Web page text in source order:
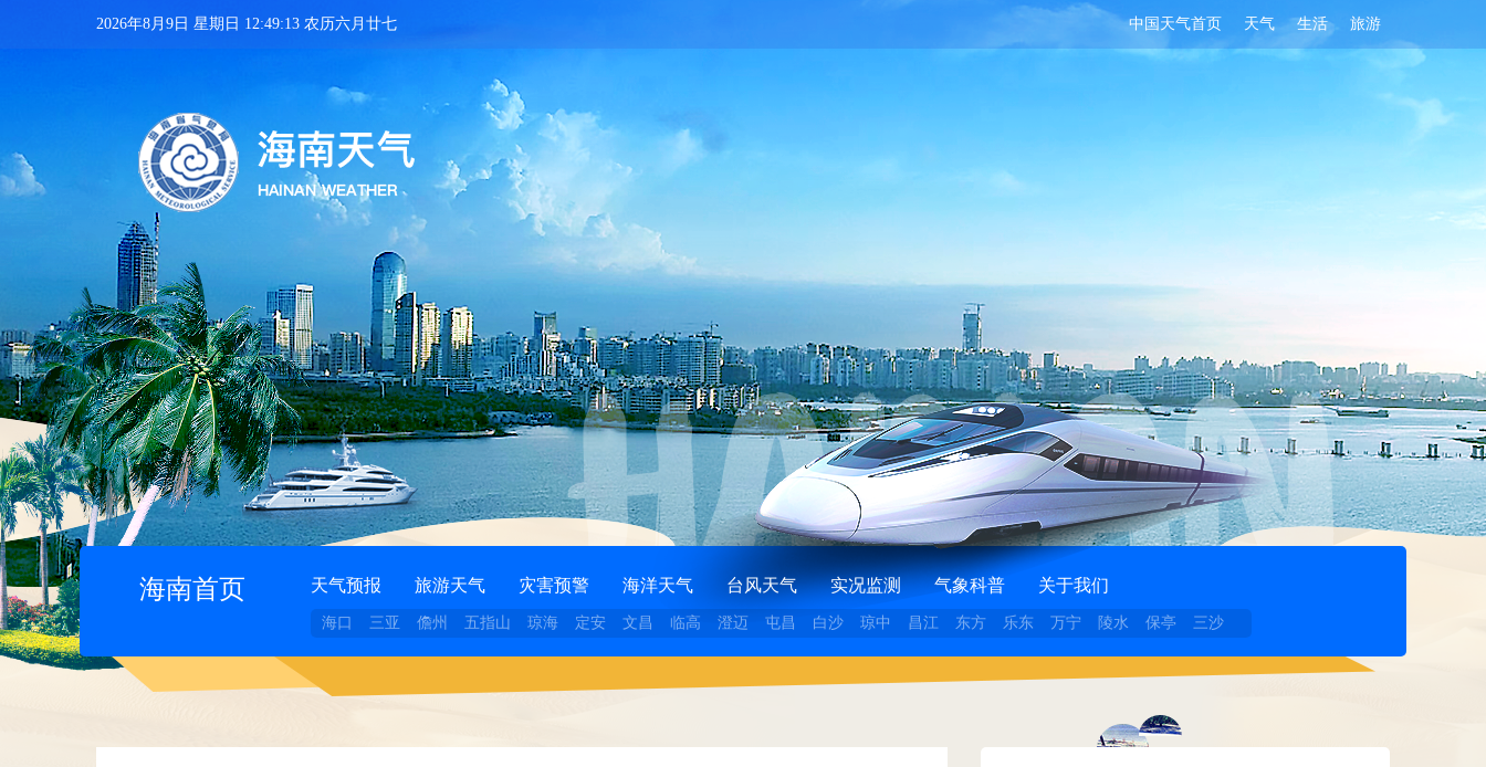
中国天气首页 天气 生活 旅游
2026年8月9日 星期日 12:49:14 农历六月廿七
海南首页 天气预报 旅游天气 灾害预警 海洋天气 台风天气 实况监测 气象科普 关于我们
海口 三亚 儋州 五指山 琼海 定安 文昌 临高 澄迈 屯昌 白沙 琼中 昌江 东方 乐东 万宁 陵水 保亭 三沙